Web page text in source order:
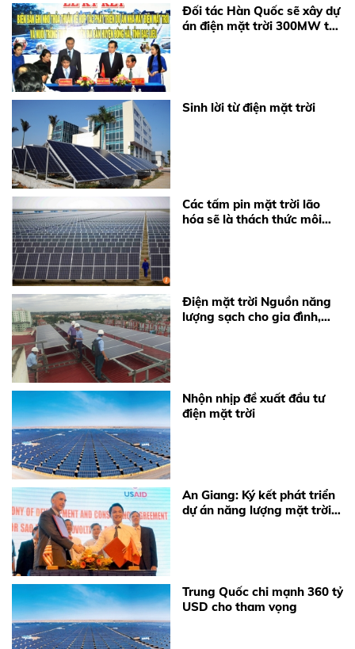
Đối tác Hàn Quốc sẽ xây dự
án điện mặt trời 300MW tại
Sinh lời từ điện mặt trời
Các tấm pin mặt trời lão
hóa sẽ là thách thức môi
Điện mặt trời Nguồn năng
lượng sạch cho gia đình,
Nhộn nhịp đề xuất đầu tư
điện mặt trời
An Giang: Ký kết phát triển
dự án năng lượng mặt trời
Trung Quốc chi mạnh 360 tỷ
USD cho tham vọng